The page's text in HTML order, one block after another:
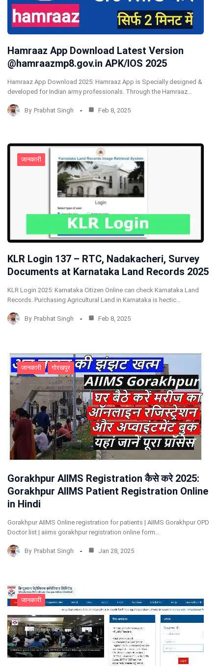
Hamraaz App Download Latest Version
@hamraazmp8.gov.in APK/IOS 2025
Hamraaz App Download 2025: Hamraaz App is Specially designed &
developed for Indian army professionals. Through the Hamraaz…
By Prabhat Singh Feb 8, 2025
जानकारी
KLR Login 137 – RTC, Nadakacheri, Survey
Documents at Karnataka Land Records 2025
KLR Login 2025: Karnataka Citizen Online can check Karnataka Land
Records. Purchasing Agricultural Land in Karnataka is hectic…
By Prabhat Singh Feb 8, 2025
जानकारी गोरखपुर
Gorakhpur AIIMS Registration कैसे करे 2025:
Gorakhpur AIIMS Patient Registration Online
in Hindi
Gorakhpur AIIMS Online registration for patients | AIIMS Gorakhpur OPD
Doctor list | aiims gorakhpur registration online form…
By Prabhat Singh Jan 28, 2025
जानकारी